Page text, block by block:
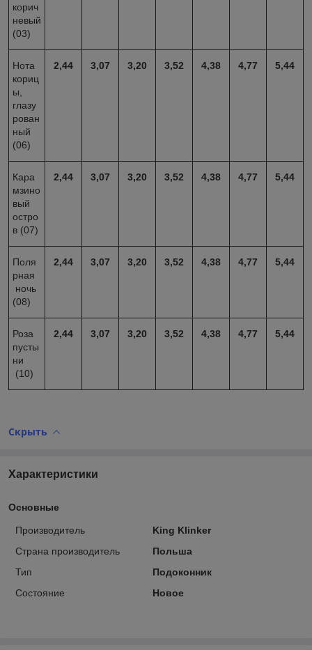
корич
невый
(03)
Нота
кориц
ы,
глазу
рован
ный
(06)
2,44 3,07 3,20 3,52 4,38 4,77 5,44
Кара
мзино
вый
остро
в (07)
2,44 3,07 3,20 3,52 4,38 4,77 5,44
Поля
рная
ночь
(08)
2,44 3,07 3,20 3,52 4,38 4,77 5,44
Роза
пусты
ни
(10)
2,44 3,07 3,20 3,52 4,38 4,77 5,44
Скрыть
Характеристики
Основные
Производитель
King Klinker
Страна производитель
Польша
Тип
Подоконник
Состояние
Новое